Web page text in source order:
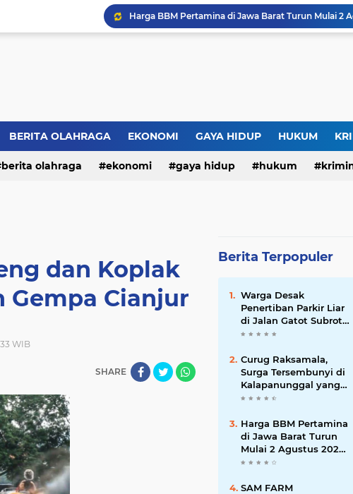
BERITA OLAHRAGA EKONOMI GAYA HIDUP HUKUM
berita olahraga ekonomi gaya hidup hukum
dan Koplak
Gempa Cianjur
WIB
SHARE
Berita Terpopuler
Warga Desak
Penertiban Parkir Liar
di Jalan Gatot Subroto
Bandung, Kemacetan
Mengkhawatirkan
Curug Raksamala,
Surga Tersembunyi di
Kalapanunggal yang
Siap Menjadi Ikon
Kabupaten Sukabumi
Harga BBM Pertamina
di Jawa Barat Turun
Mulai 2 Agustus 2026,
Pertamax Jadi
Daftar Harga Terbaru
SAM FARM